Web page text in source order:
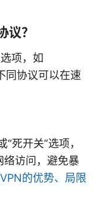
议？
项，如
同协议可以在速
死开关”选项，
络访问，避免暴
的优势、局限